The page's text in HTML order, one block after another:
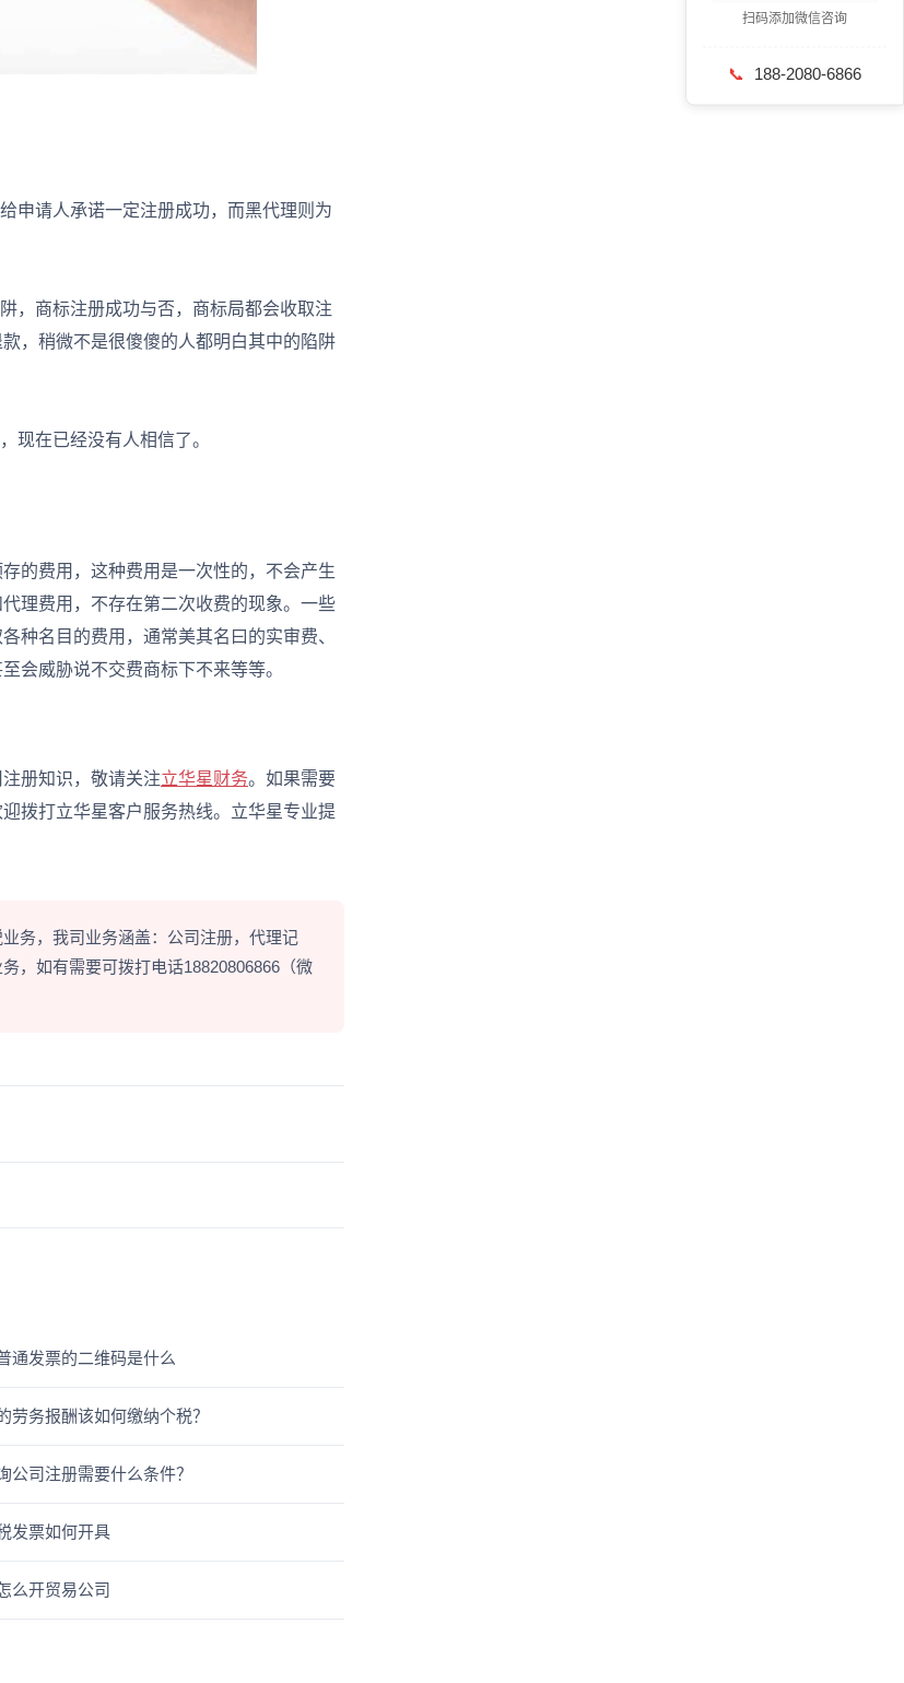
请人承诺一定注册成功，而黑代理则为
商标注册成功与否，商标局都会收取注
，稍微不是很傻傻的人都明白其中的陷阱
在已经没有人相信了。
费用，这种费用是一次性的，不会产生
理费用，不存在第二次收费的现象。一些
种名目的费用，通常美其名曰的实审费、
会威胁说不交费商标下不来等等。
册知识，敬请关注立华星财务。如果需要
拨打立华星客户服务热线。立华星专业提
务，我司业务涵盖：公司注册，代理记
，如有需要可拨打电话18820806866（微
通发票的二维码是什么
劳务报酬该如何缴纳个税？
公司注册需要什么条件？
发票如何开具
么开贸易公司
扫码添加微信咨询
📞 188-2080-6866